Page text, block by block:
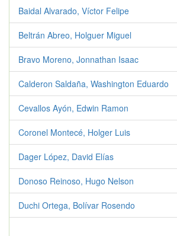
Baidal Alvarado, Víctor Felipe
Beltrán Abreo, Holguer Miguel
Bravo Moreno, Jonnathan Isaac
Calderon Saldaña, Washington Eduardo
Cevallos Ayón, Edwin Ramon
Coronel Montecé, Holger Luis
Dager López, David Elías
Donoso Reinoso, Hugo Nelson
Duchi Ortega, Bolívar Rosendo